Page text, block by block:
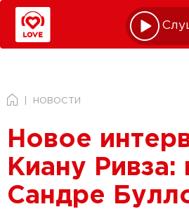
НОВОСТИ
Новое
Киану Ривза:
Сандре